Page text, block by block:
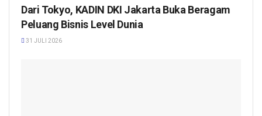
Dari Tokyo, KADIN DKI Jakarta Buka Beragam
Peluang Bisnis Level Dunia
31 JULI 2026